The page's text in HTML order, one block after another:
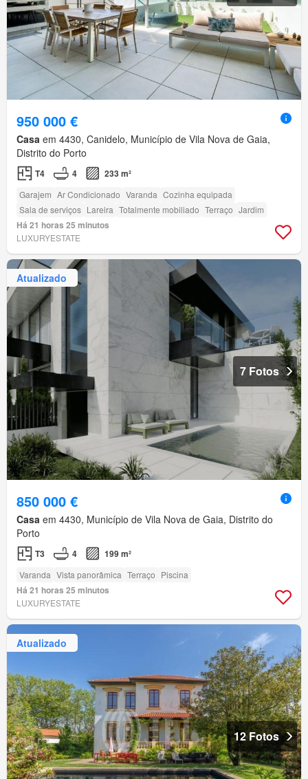
950 000 €
Casa em 4430, Canidelo, Município de Vila Nova de Gaia,
Distrito do Porto
T4 4 233 m²
Garajem Ar Condicionado Varanda Cozinha equipada
Sala de serviços Lareira Totalmente mobiliado Terraço Jardim
Há 21 horas 25 minutos
LUXURYESTATE
Atualizado
7 Fotos
850 000 €
Casa em 4430, Município de Vila Nova de Gaia, Distrito do
Porto
T3 4 199 m²
Varanda Vista panorâmica Terraço Piscina
Há 21 horas 25 minutos
LUXURYESTATE
Atualizado
12 Fotos